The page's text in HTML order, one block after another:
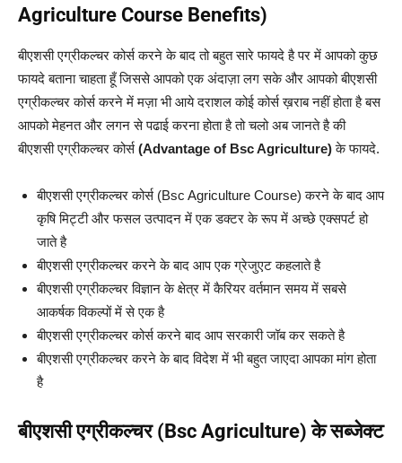
Agriculture Course Benefits)
बीएशसी एग्रीकल्चर कोर्स करने के बाद तो बहुत सारे फायदे है पर में आपको कुछ
फायदे बताना चाहता हूँ जिससे आपको एक अंदाज़ा लग सके और आपको बीएशसी
एग्रीकल्चर कोर्स करने में मज़ा भी आये दराशल कोई कोर्स ख़राब नहीं होता है बस
आपको मेहनत और लगन से पढाई करना होता है तो चलो अब जानते है की
बीएशसी एग्रीकल्चर कोर्स(Advantage of Bsc Agriculture)के फायदे.
बीएशसी एग्रीकल्चर कोर्स (Bsc Agriculture Course) करने के बाद आप
कृषि मिट्टी और फसल उत्पादन में एक डक्टर के रूप में अच्छे एक्सपर्ट हो
जाते है
बीएशसी एग्रीकल्चर करने के बाद आप एक ग्रेजुएट कहलाते है
बीएशसी एग्रीकल्चर विज्ञान के क्षेत्र में कैरियर वर्तमान समय में सबसे
आकर्षक विकल्पों में से एक है
बीएशसी एग्रीकल्चर कोर्स करने बाद आप सरकारी जॉब कर सकते है
बीएशसी एग्रीकल्चर करने के बाद विदेश में भी बहुत जाएदा आपका मांग होता
है
बीएशसी एग्रीकल्चर (Bsc Agriculture) के सब्जेक्ट